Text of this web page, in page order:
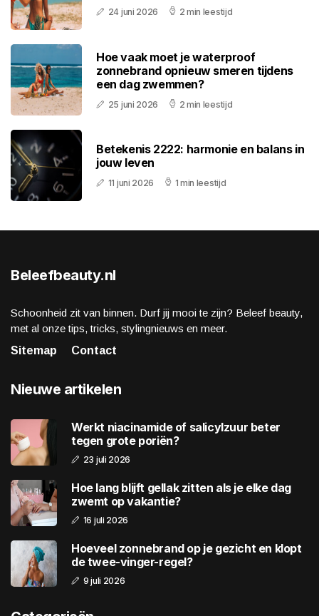
24 juni 2026 2 min leestijd
Hoe vaak moet je waterproof
zonnebrand opnieuw smeren tijdens
een dag zwemmen?
25 juni 2026 2 min leestijd
Betekenis 2222: harmonie en balans in
jouw leven
11 juni 2026 1 min leestijd
Beleefbeauty.nl
Schoonheid zit van binnen. Durf jij mooi te zijn? Beleef beauty,
met al onze tips, tricks, stylingnieuws en meer.
Sitemap
Contact
Nieuwe artikelen
Werkt niacinamide of salicylzuur beter
tegen grote poriën?
23 juli 2026
Hoe lang blijft gellak zitten als je elke dag
zwemt op vakantie?
16 juli 2026
Hoeveel zonnebrand op je gezicht en klopt
de twee-vinger-regel?
9 juli 2026